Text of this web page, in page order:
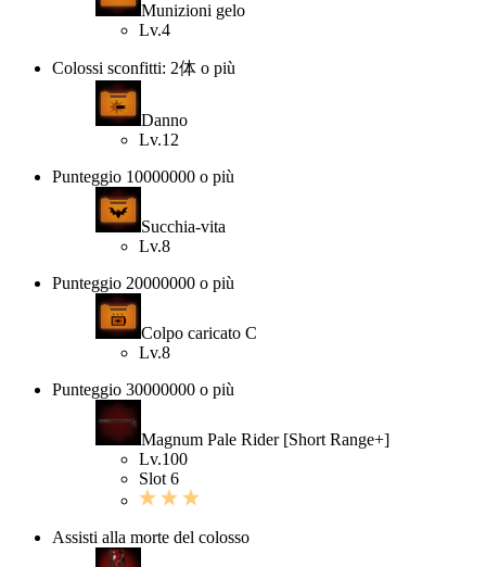
Munizioni gelo
Lv.4
Colossi sconfitti: 2体 o più
Danno
Lv.12
Punteggio 10000000 o più
Succhia-vita
Lv.8
Punteggio 20000000 o più
Colpo caricato C
Lv.8
Punteggio 30000000 o più
Magnum Pale Rider [Short Range+]
Lv.100
Slot 6
Assisti alla morte del colosso